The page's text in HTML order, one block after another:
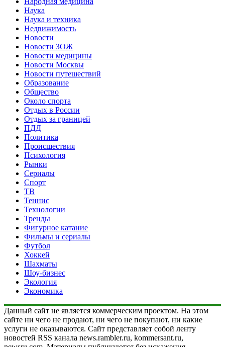
Наука
Наука и техника
Недвижимость
Новости
Новости ЗОЖ
Новости медицины
Новости Москвы
Новости путешествий
Образование
Общество
Около спорта
Отдых в России
Отдых за границей
ПДД
Политика
Происшествия
Психология
Рынки
Сериалы
Спорт
ТВ
Теннис
Технологии
Тренды
Фигурное катание
Фильмы и сериалы
Футбол
Хоккей
Шахматы
Шоу-бизнес
Экология
Экономика
Данный сайт не является коммерческим проектом. На этом
сайте ни чего не продают, ни чего не покупают, ни какие
услуги не оказываются. Сайт представляет собой ленту
новостей RSS канала news.rambler.ru, kommersant.ru,